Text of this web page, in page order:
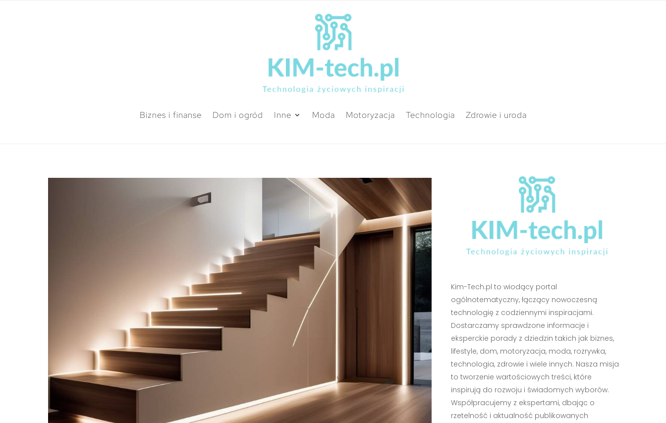
Biznes i finanse Dom i ogród Inne Moda Motoryzacja Technologia Zdrowie i uroda
Kim-Tech.pl to wiodący portal
ogólnotematyczny, łączący nowoczesną
technologię z codziennymi inspiracjami.
Dostarczamy sprawdzone informacje i
eksperckie porady z dziedzin takich jak biznes,
lifestyle, dom, motoryzacja, moda, rozrywka,
technologia, zdrowie i wiele innych. Nasza misja
to tworzenie wartościowych treści, które
inspirują do rozwoju i świadomych wyborów.
Współpracujemy z ekspertami, dbając o
rzetelność i aktualność publikowanych